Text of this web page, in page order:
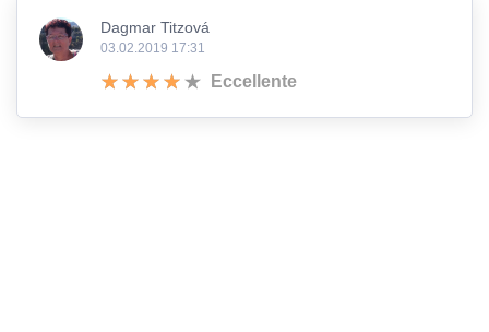
Dagmar Titzová
03.02.2019 17:31
Eccellente